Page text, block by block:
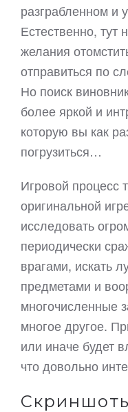
разграбленном и
Естественно, тут
желания
отправиться по
Но поиск
более яркой и
которую вы как
погрузиться…
Игровой процесс
оригинальной
исследовать
периодически
врагами, искать
предметами и
многочисленные
многое другое.
или иначе будет
что довольно